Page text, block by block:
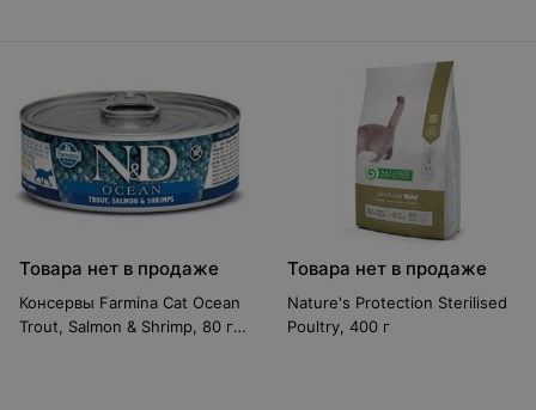
Товара нет в продаже
Консервы Farmina Cat Ocean
Trout, Salmon & Shrimp, 80 г
Товара нет в продаже
Nature's Protection Sterilised
Poultry, 400 г